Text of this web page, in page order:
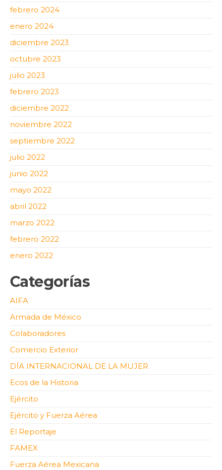
febrero 2024
enero 2024
diciembre 2023
octubre 2023
julio 2023
febrero 2023
diciembre 2022
noviembre 2022
septiembre 2022
julio 2022
junio 2022
mayo 2022
abril 2022
marzo 2022
febrero 2022
enero 2022
Categorías
AIFA
Armada de México
Colaboradores
Comercio Exterior
DÍA INTERNACIONAL DE LA MUJER
Ecos de la Historia
Ejército
Ejército y Fuerza Aérea
El Reportaje
FAMEX
Fuerza Aérea Mexicana